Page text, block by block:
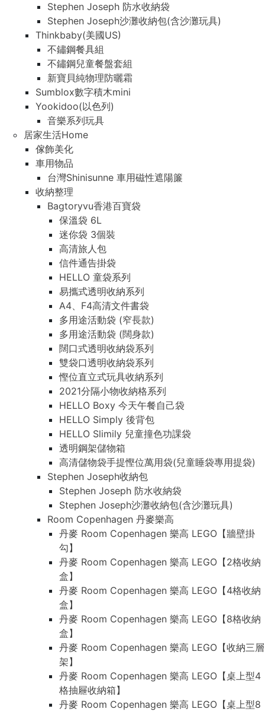
Stephen Joseph 防水收納袋
Stephen Joseph沙灘收納包(含沙灘玩具)
Thinkbaby(美國US)
不鏽鋼餐具組
不鏽鋼兒童餐盤套組
新寶貝純物理防曬霜
Sumblox數字積木mini
Yookidoo(以色列)
音樂系列玩具
居家生活Home
傢飾美化
車用物品
台灣Shinisunne 車用磁性遮陽簾
收納整理
Bagtoryvu香港百寶袋
保溫袋 6L
迷你袋 3個裝
高清旅人包
信件通告掛袋
HELLO 童袋系列
易攜式透明收納系列
A4、F4高清文件書袋
多用途活動袋 (窄長款)
多用途活動袋 (闊身款)
闊口式透明收納袋系列
雙袋口透明收納袋系列
慳位直立式玩具收納系列
2021分隔小物收納格系列
HELLO Boxy 今天午餐自己袋
HELLO Simply 後背包
HELLO Slimily 兒童撞色功課袋
透明鋼架儲物箱
高清儲物袋手提慳位萬用袋(兒童睡袋專用提袋)
Stephen Joseph收納包
Stephen Joseph 防水收納袋
Stephen Joseph沙灘收納包(含沙灘玩具)
Room Copenhagen 丹麥樂高
丹麥 Room Copenhagen 樂高 LEGO【牆壁掛
勾】
丹麥 Room Copenhagen 樂高 LEGO【2格收納
盒】
丹麥 Room Copenhagen 樂高 LEGO【4格收納
盒】
丹麥 Room Copenhagen 樂高 LEGO【8格收納
盒】
丹麥 Room Copenhagen 樂高 LEGO【收納三層
架】
丹麥 Room Copenhagen 樂高 LEGO【桌上型4
格抽屜收納箱】
丹麥 Room Copenhagen 樂高 LEGO【桌上型8